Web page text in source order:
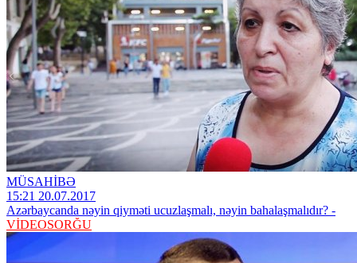
MÜSAHİBƏ
15:21 20.07.2017
Azərbaycanda nəyin qiyməti ucuzlaşmalı, nəyin bahalaşmalıdır? -
VİDEOSORĞU